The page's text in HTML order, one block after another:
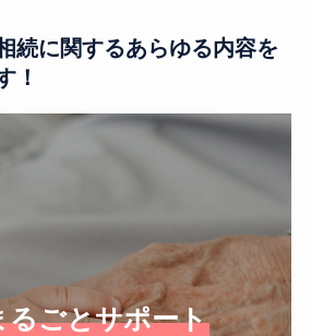
続に関するあらゆる内容を
！
るごとサポート